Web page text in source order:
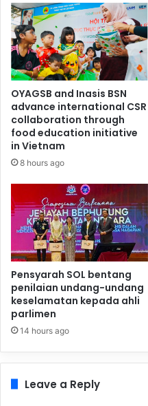
OYAGSB and Inasis BSN
advance international CSR
collaboration through
food education initiative
in Vietnam
8 hours ago
Pensyarah SOL bentang
penilaian undang-undang
keselamatan kepada ahli
parlimen
14 hours ago
Leave a Reply